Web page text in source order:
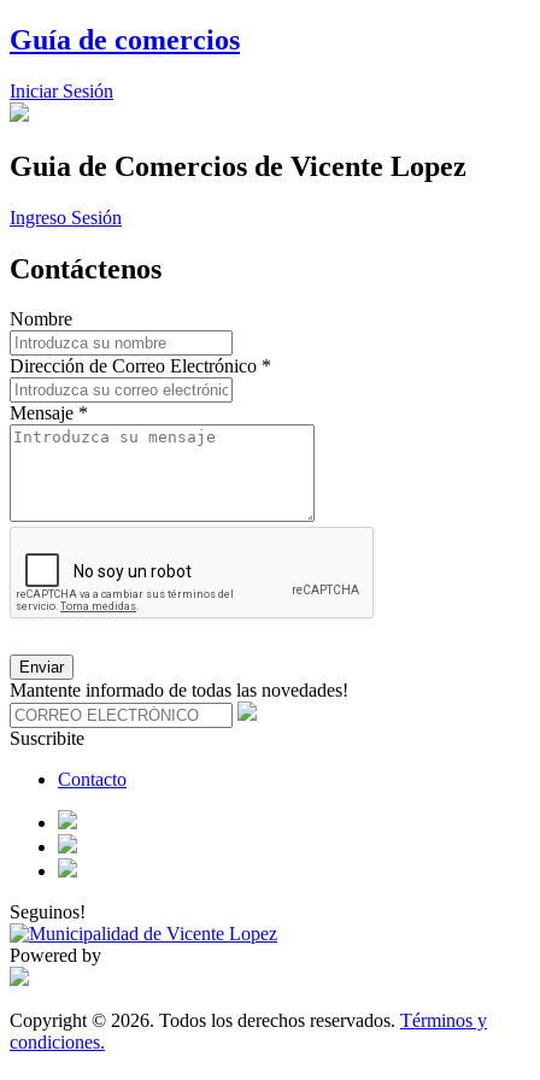
Guía de comercios
Iniciar Sesión
Guia de Comercios de Vicente Lopez
Ingreso Sesión
Contáctenos
Nombre
Dirección de Correo Electrónico *
Mensaje *
Enviar
Mantente informado de todas las novedades!
Suscribite
Contacto
Seguinos!
Powered by
Copyright © 2026. Todos los derechos reservados. Términos y
condiciones.